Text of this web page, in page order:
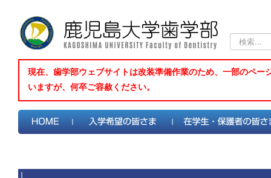
索...
現在、歯学部ウェブサイトは改装準備作業のため、一部のペ
いますが、何卒ご容赦ください。